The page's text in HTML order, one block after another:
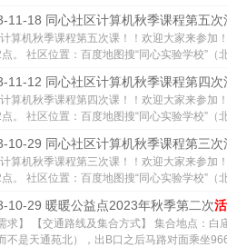
11-18 同心社区计算机秋季课程第五次
算机秋季课程第五次课！！欢迎大家来参加
。 社区位置：百度地图搜“同心实验学校”（
11-12 同心社区计算机秋季课程第四次
算机秋季课程第四次课！！欢迎大家来参加
。 社区位置：百度地图搜“同心实验学校”（
10-29 同心社区计算机秋季课程第三次
算机秋季课程第三次课！！欢迎大家来参加
。 社区位置：百度地图搜“同心实验学校”（
10-29 暖暖公益点2023年秋季第二次
求】 【交通路线及集合方式】 集合地点：
不是天通苑北），出B口之后马路对面乘坐